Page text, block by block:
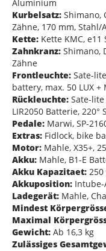
Aluminium
Kurbelsatz: Shimano,
Zähne, 170 mm,
Kette: Kette KMC, e11
Zahnkranz: Shimano,
Zähne
Frontleuchte: Sate-
battery, max. 50 LUX
Rückleuchte: Sate-lite
LIR2050 Batterie, 220°
Pedale: Marwi, SP-
Extras: Fidlock, bike
Motor: Mahle, X35+,
Akku: Mahle, B1-E
Akku Kapazitaet: 250
Akkuposition: Intube-
Ladegerät: Mahle,
Mindest
Maximal
Gewicht: Ab 16,3 kg
Zulässiges